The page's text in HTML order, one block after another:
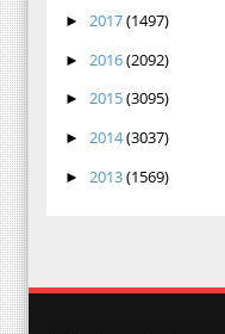
► 2017(1497)
► 2016(2092)
► 2015(3095)
► 2014(3037)
► 2013(1569)